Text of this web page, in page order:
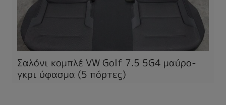
Σαλόνι κομπλέ VW Golf 7.5 5G4 μαύρο-
γκρι ύφασμα (5 πόρτες)